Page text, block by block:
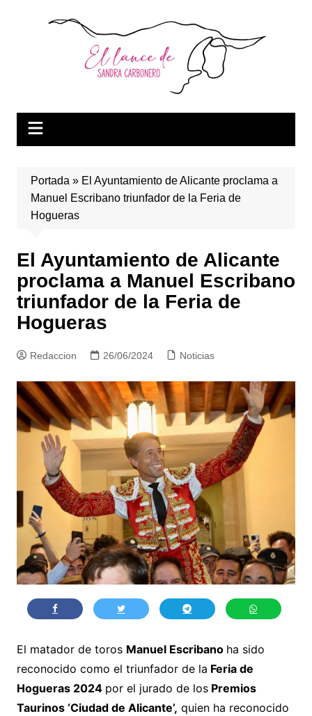
Portada » El Ayuntamiento de Alicante proclama a
Manuel Escribano triunfador de la Feria de
Hogueras
El Ayuntamiento de Alicante
proclama a Manuel Escribano
triunfador de la Feria de
Hogueras
Redaccion 26/06/2024 Noticias
El matador de toros Manuel Escribano ha sido
reconocido como el triunfador de la Feria de
Hogueras 2024 por el jurado de losPremios
Taurinos ‘Ciudad de Alicante’, quien ha reconocido